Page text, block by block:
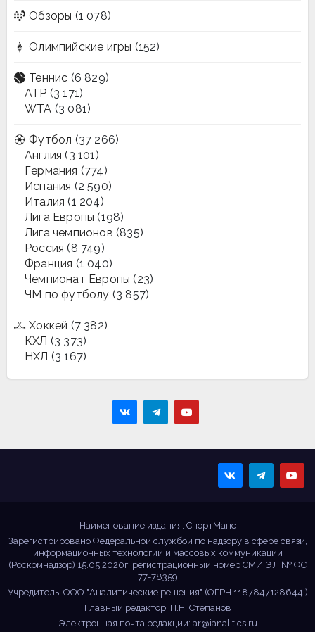
Обзоры (1 078)
Олимпийские игры (152)
Теннис (6 829)
ATP (3 171)
WTA (3 081)
Футбол (37 266)
Англия (3 101)
Германия (774)
Испания (2 590)
Италия (1 204)
Лига Европы (198)
Лига чемпионов (835)
Россия (8 749)
Франция (1 040)
Чемпионат Европы (23)
ЧМ по футболу (3 857)
Хоккей (7 382)
КХЛ (3 373)
НХЛ (3 167)
Наименование издания: СпортМапс
Зарегистрировано Федеральной службой по надзору в сфере связи,
информационных технологий и массовых коммуникаций
(Роскомнадзор) 15.05.2020г. регистрационный номер СМИ ЭЛ № ФС
77-78359
Учредитель: ООО "Аналитические решения" (ОГРН 1187847128644 )
Главный редактор: П.Н. Степанов
Электронная почта редакции: ar@ianalitics.ru